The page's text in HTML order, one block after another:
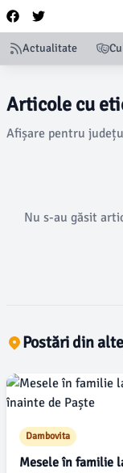
Actualitate
Articole cu
Afișare pentru
Nu s-au găsit
Postări din
Dambovita
Mesele în familie